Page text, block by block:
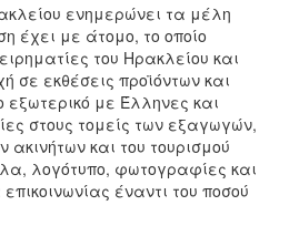
ενημερώνει τα μέλη
έχει με άτομο, το οποίο
του Ηρακλείου και
σε εκθέσεις προϊόντων και
εξωτερικό με Έλληνες και
στους τομείς των εξαγωγών,
και του τουρισμού
λογότυπο, φωτογραφίες και
έναντι του ποσού